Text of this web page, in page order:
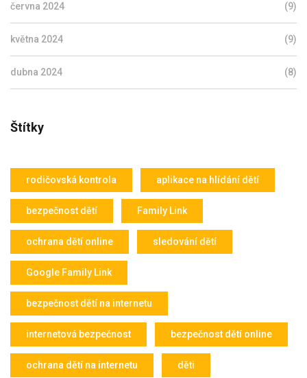
června 2024 (9)
května 2024 (9)
dubna 2024 (8)
Štítky
rodičovská kontrola aplikace na hlídání dětí
bezpečnost dětí Family Link
ochrana dětí online sledování dětí
Google Family Link
bezpečnost dětí na internetu
internetová bezpečnost bezpečnost dětí online
ochrana dětí na internetu děti